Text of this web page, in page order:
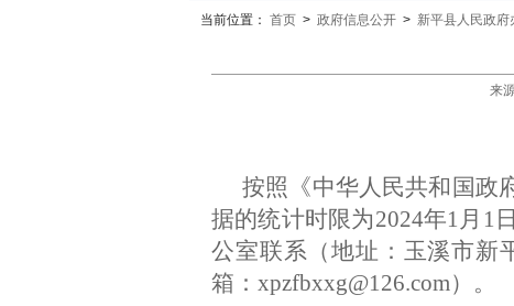
当前位置： 首页 > 政府信息公开 > 新平县人民政府
来
按照《中华人民共和国政
据的统计时限为2024年1 月 1
公室联系（地址：玉溪市新
箱： xpzfbxxg@126.com）。